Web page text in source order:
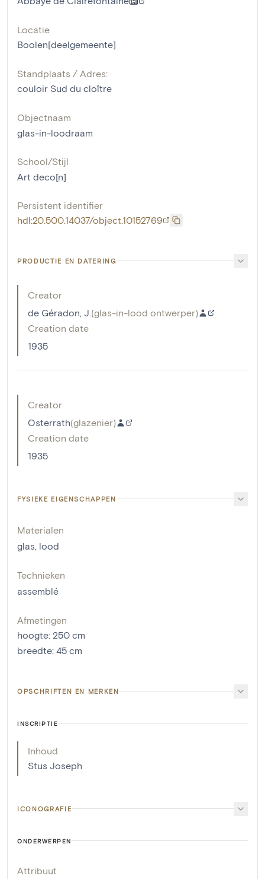
Locatie
Boolen[deelgemeente]
Standplaats / Adres:
couloir Sud du cloître
Objectnaam
glas-in-loodraam
School/Stijl
Art deco[n]
Persistent identifier
hdl:20.500.14037/object.10152769
PRODUCTIE EN DATERING
Creator
de Géradon, J.(glas-in-lood ontwerper)
Creation date
1935
Creator
Osterrath(glazenier)
Creation date
1935
FYSIEKE EIGENSCHAPPEN
Materialen
glas, lood
Technieken
assemblé
Afmetingen
hoogte: 250 cm
breedte: 45 cm
OPSCHRIFTEN EN MERKEN
INSCRIPTIE
Inhoud
Stus Joseph
ICONOGRAFIE
ONDERWERPEN
Attribuut